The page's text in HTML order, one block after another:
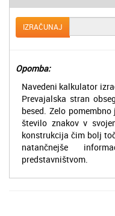
IZRAČUNAJ
Opomba:
Navedeni kalkulator
Prevajalska stran
besed. Zelo
število znakov v
konstrukcija čim bolj
natančnejše
predstavništvom.